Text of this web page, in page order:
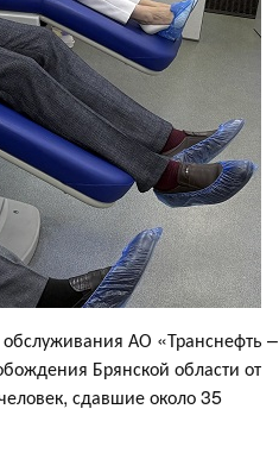
обслуживания АО «Транснефть –
Брянской области от
сдавшие около 35